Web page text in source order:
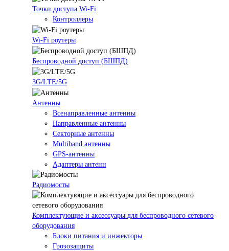
Точки доступа Wi-Fi
Контроллеры
Wi-Fi роутеры
Беспроводной доступ (БШПД)
3G/LTE/5G
Антенны
Всенаправленные антенны
Направленные антенны
Секторные антенны
Multiband антенны
GPS-антенны
Адаптеры антенн
Радиомосты
Комплектующие и аксессуары для беспроводного сетевого
оборудования
Блоки питания и инжекторы
Грозозащиты